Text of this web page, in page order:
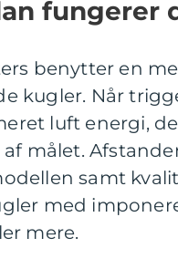
fungerer
benytter en
kugler. Når
luft energi,
målet.
samt
med
mere.